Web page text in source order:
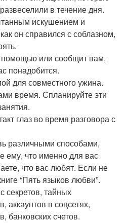
в течение дня.
искушением и
он справился с соблазном,
помощью или сообщит вам,
понадобится.
для совместного ужина.
время. Спланируйте эти
глаз во время разговора с
различными способами,
ему, что именно для вас
что вас любят. Если не
“Пять языков любви”.
секретов, тайных
аккаунтов в соцсетях,
банковских счетов.